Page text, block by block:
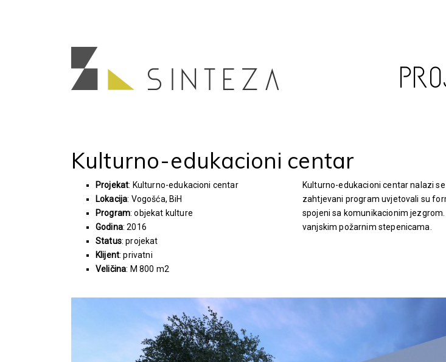
Kulturno-edukacioni centar
Projekat: Kulturno-edukacioni centar
Lokacija: Vogošća, BiH
Program: objekat kulture
Godina: 2016
Status: projekat
Klijent: privatni
Veličina: M 800 m2
Kulturno-edukacioni centar nalazi
zahtjevani program uvjetovali su
spojeni sa komunikacionim
vanjskim požarnim stepenicama.